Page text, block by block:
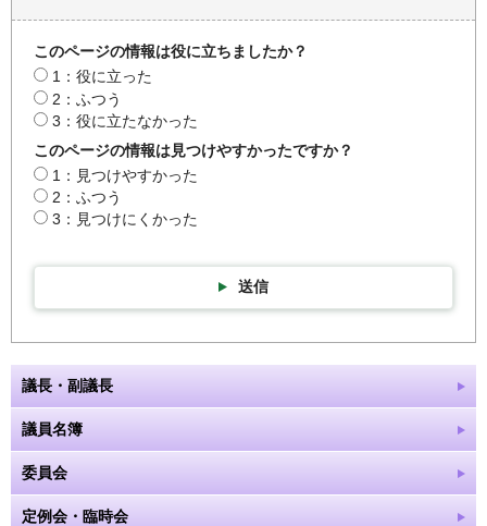
このページの情報は役に立ちましたか？
1：役に立った
2：ふつう
3：役に立たなかった
このページの情報は見つけやすかったですか？
1：見つけやすかった
2：ふつう
3：見つけにくかった
送信
議長・副議長
議員名簿
委員会
定例会・臨時会